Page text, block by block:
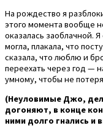
На рождество я
этого момента вообще
оказалась заоблачной.
могла, плакала, что
сказала, что люблю и
переехать через год —
умному, чтобы не
(Неуловимые Джо,
догоняют, в конце
ними долго гнались и